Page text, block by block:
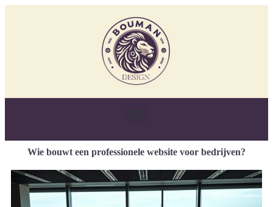
Wie bouwt een professionele website voor bedrijven?